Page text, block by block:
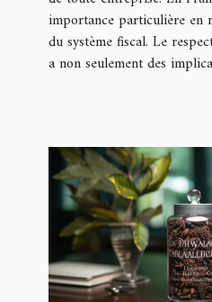
importance particulière en
du système fiscal. Le
a non seulement des